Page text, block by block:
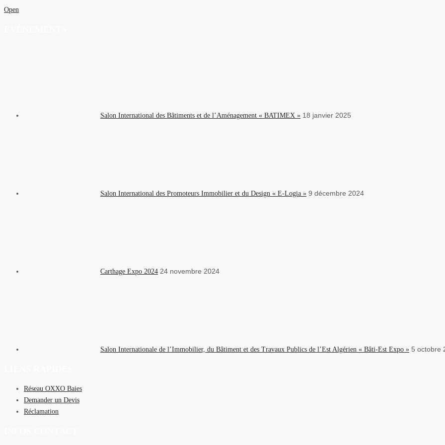
Open
Salon International des Bâtiments et de l’Aménagement « BATIMEX » 18 janvier 2025
Salon International des Promoteurs Immobilier et du Design « E-Logia » 9 décembre 2024
Carthage Expo 2024 24 novembre 2024
Salon Internationale de l’Immobilier, du Bâtiment et des Travaux Publics de l’Est Algérien « Bâti-Est Expo » 5 octobre
Réseau OXXO Baies
Demander un Devis
Réclamation